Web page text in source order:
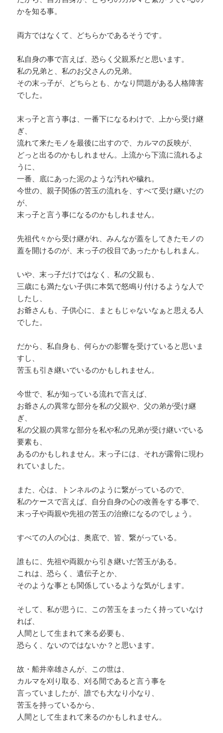
かを知る事。
両方ではなくて、どちらかであるそうです。
私自身の事で言えば、恐らく父親系だと思います。
私の兄弟と、私のお父さんの兄弟。
その末っ子が、どちらとも、かなり問題がある人格障害
でした。
末っ子と言う事は、一番下になるわけで、上から受け継
ぎ、
流れて来たモノを最後に出すので、カルマの反映が、
どっと出るのかもしれません。上流から下流に流れるよ
うに、
一番、底にあった泥のような汚れや穢れ。
今世の、親子関係の苦玉の流れを、すべて受け継いだの
が、
末っ子と言う事になるのかもしれません。
先祖代々から受け継がれ、みんなが蓋をしてきたモノの
蓋を開けるのが、末っ子の役目であったかもしれまん。
いや、末っ子だけではなく、私の父親も、
三歳にも満たない子供に本気で怒鳴り付けるような人で
したし、
お爺さんも、子供心に、まともじゃないなぁと思える人
でした。
だから、私自身も、何らかの影響を受けていると思いま
すし、
苦玉も引き継いでいるのかもしれません。
今世で、私が知っている流れで言えば、
お爺さんの異常な部分を私の父親や、父の弟が受け継
ぎ、
私の父親の異常な部分を私や私の兄弟が受け継いでいる
要素も、
あるのかもしれません。末っ子には、それが露骨に現わ
れていました。
また、心は、トンネルのように繋がっているので、
私のケースで言えば、自分自身の心の改善をする事で、
末っ子や両親や先祖の苦玉の治療になるのでしょう。
すべての人の心は、奥底で、皆、繋がっている。
誰もに、先祖や両親から引き継いだ苦玉がある。
これは、恐らく、遺伝子とか、
そのような事とも関係しているような気がします。
そして、私が思うに、この苦玉をまったく持っていなけ
れば、
人間として生まれて来る必要も、
恐らく、ないのではないか？と思います。
故・船井幸雄さんが、この世は、
カルマを刈り取る、刈る間であると言う事を
言っていましたが、誰でも大なり小なり、
苦玉を持っているから、
人間として生まれて来るのかもしれません。